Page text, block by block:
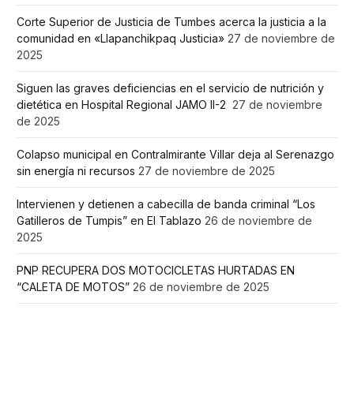
Corte Superior de Justicia de Tumbes acerca la justicia a la
comunidad en «Llapanchikpaq Justicia» 27 de noviembre de
2025
Siguen las graves deficiencias en el servicio de nutrición y
dietética en Hospital Regional JAMO II-2 27 de noviembre
de 2025
Colapso municipal en Contralmirante Villar deja al Serenazgo
sin energía ni recursos 27 de noviembre de 2025
Intervienen y detienen a cabecilla de banda criminal “Los
Gatilleros de Tumpis” en El Tablazo 26 de noviembre de
2025
PNP RECUPERA DOS MOTOCICLETAS HURTADAS EN
“CALETA DE MOTOS” 26 de noviembre de 2025